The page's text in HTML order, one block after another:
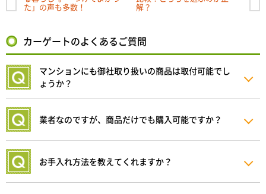
た」の声も多数！ 解？
カーゲートのよくあるご質問
マンションにも御社取り扱いの商品は取付可能でし
ょうか？
業者なのですが、商品だけでも購入可能ですか？
お手入れ方法を教えてくれますか？